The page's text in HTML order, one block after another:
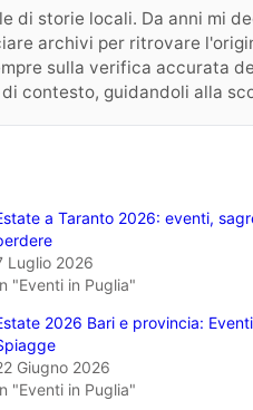
di storie locali. Da anni mi
archivi per ritrovare
sulla verifica
contesto, guidandoli alla
a Taranto 2026: eventi,
Luglio 2026
"Eventi in Puglia"
2026 Bari e provincia:
Giugno 2026
"Eventi in Puglia"